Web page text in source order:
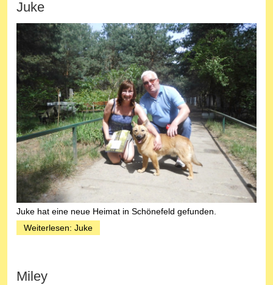
Juke
Juke hat eine neue Heimat in Schönefeld gefunden.
Weiterlesen: Juke
Miley